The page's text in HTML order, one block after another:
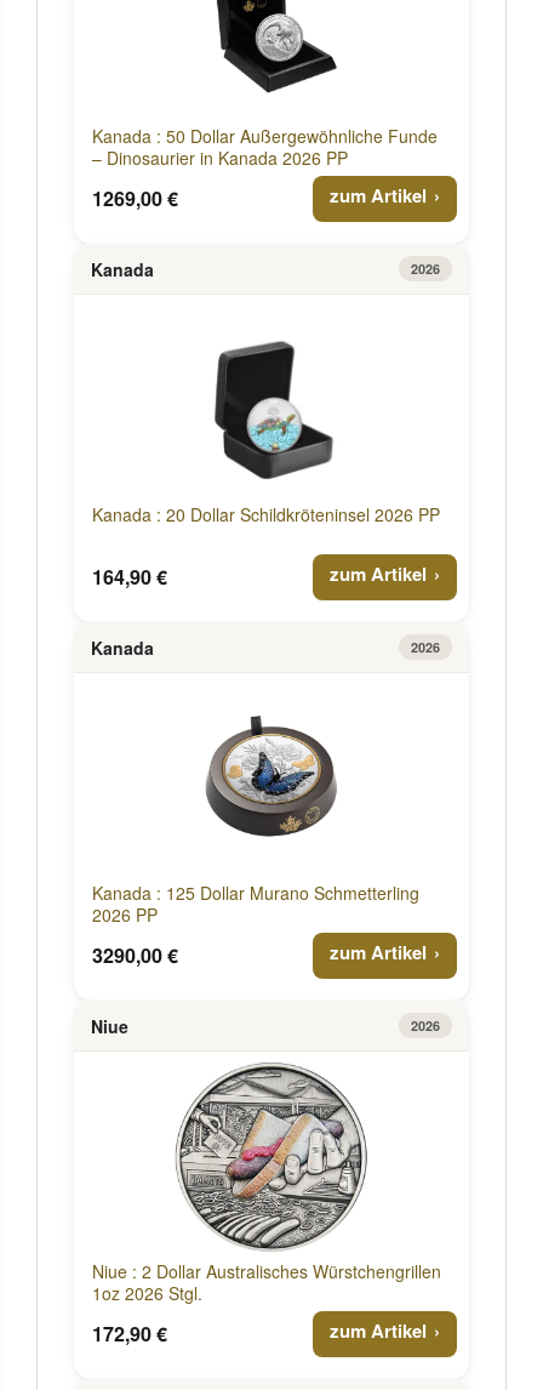
Kanada : 50 Dollar Außergewöhnliche Funde
– Dinosaurier in Kanada 2026 PP
1269,00 € zum Artikel
Kanada 2026
Kanada : 20 Dollar Schildkröteninsel 2026 PP
164,90 € zum Artikel
Kanada 2026
Kanada : 125 Dollar Murano Schmetterling
2026 PP
3290,00 € zum Artikel
Niue 2026
Niue : 2 Dollar Australisches Würstchengrillen
1oz 2026 Stgl.
172,90 € zum Artikel